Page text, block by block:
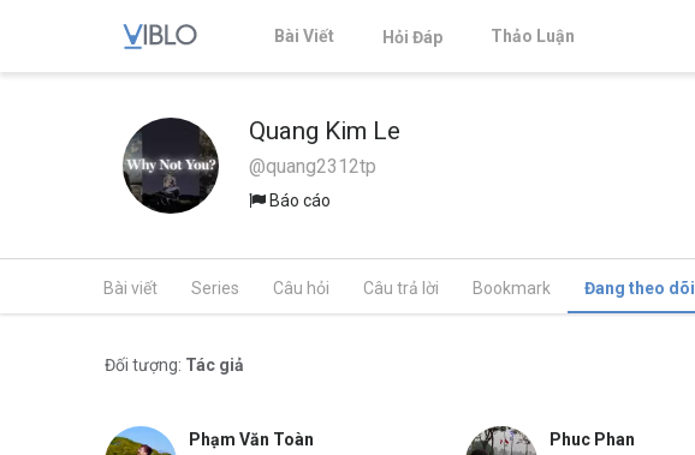
Bài Viết Hỏi Đáp Thảo Luận
Quang Kim Le
@quang2312tp
Báo cáo
Bài viết Series Câu hỏi Câu trả lời Bookmark Đang theo dõi
Đối tượng: Tác giả
Phạm Văn Toàn
Phuc Phan